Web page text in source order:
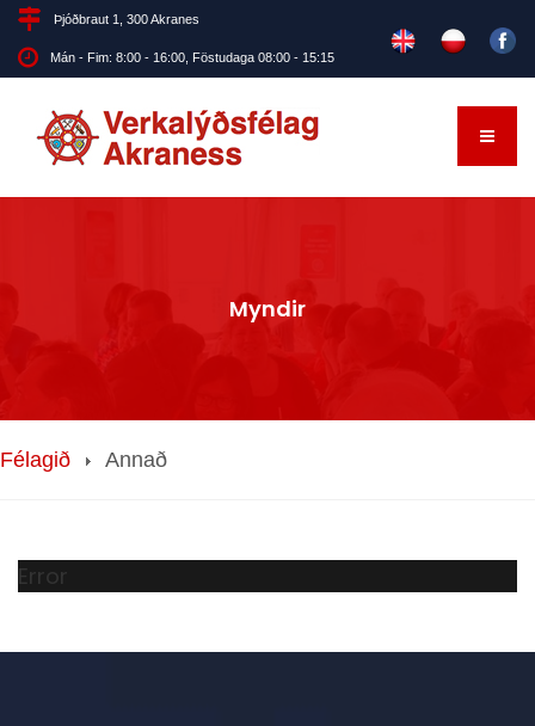
Þjóðbraut 1, 300 Akranes
Mán - Fim: 8:00 - 16:00, Föstudaga 08:00 - 15:15
Myndir
Félagið Annað
Error